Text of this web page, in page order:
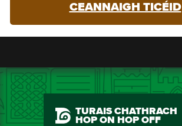
CEANNAIGH TICÉID
TURAIS CHATHRACH
HOP ON HOP OFF